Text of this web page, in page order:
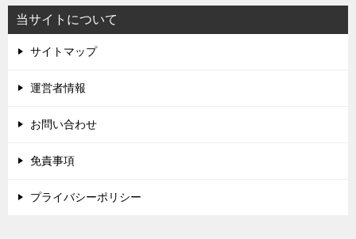
当サイトについて
サイトマップ
運営者情報
お問い合わせ
免責事項
プライバシーポリシー